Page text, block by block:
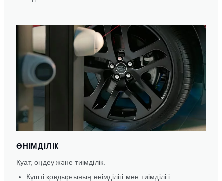
ӨНІМДІЛІК
Қуат, өңдеу және тиімділік.
Күшті қондырғының өнімділігі мен тиімділігі